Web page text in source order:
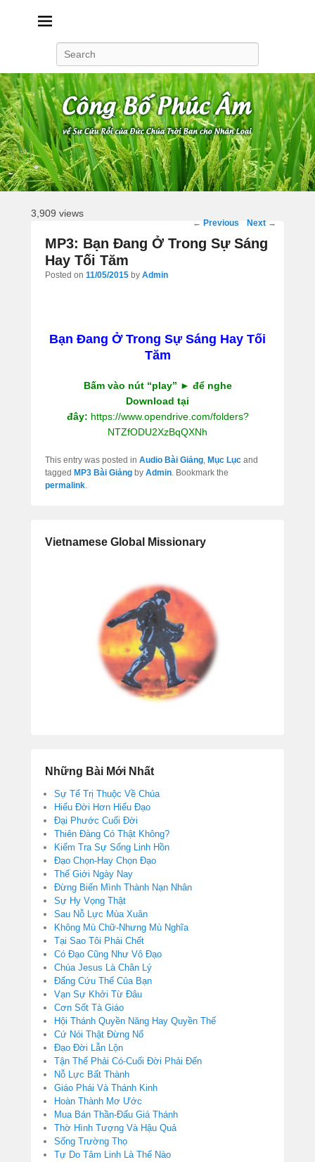
3,909 views
Post
navigation
← Previous Next →
MP3: Bạn Đang Ở Trong Sự Sáng
Hay Tối Tăm
Posted on 11/05/2015 by Admin
Bạn Đang Ở Trong Sự Sáng Hay Tối
Tăm
Bấm vào nút “play” ► để nghe
Download tại
đây: https://www.opendrive.com/folders?
NTZfODU2XzBqQXNh
This entry was posted in Audio Bài Giảng, Mục Lục and
tagged MP3 Bài Giảng by Admin. Bookmark the
permalink.
Vietnamese Global Missionary
Những Bài Mới Nhất
Sự Tể Trị Thuộc Về Chúa
Hiểu Đời Hơn Hiểu Đạo
Đại Phước Cuối Đời
Thiên Đàng Có Thật Không?
Kiểm Tra Sự Sống Linh Hồn
Đạo Chọn-Hay Chọn Đạo
Thế Giới Ngày Nay
Đừng Biến Mình Thành Nạn Nhân
Sự Hy Vọng Thật
Sau Nỗ Lực Mùa Xuân
Không Mù Chữ-Nhưng Mù Nghĩa
Tại Sao Tôi Phải Chết
Có Đạo Cũng Như Vô Đạo
Chúa Jesus Là Chân Lý
Đấng Cứu Thế Của Bạn
Vạn Sự Khởi Từ Đâu
Cơn Sốt Tà Giáo
Hội Thánh Quyền Năng Hay Quyền Thế
Cứ Nói Thật Đừng Nổ
Đạo Đời Lẫn Lộn
Tận Thế Phải Có-Cuối Đời Phải Đến
Nỗ Lực Bất Thành
Giáo Phái Và Thánh Kinh
Hoàn Thành Mơ Ước
Mua Bán Thần-Đấu Giá Thánh
Thờ Hình Tượng Và Hậu Quả
Sống Trường Thọ
Tự Do Tâm Linh Là Thế Nào